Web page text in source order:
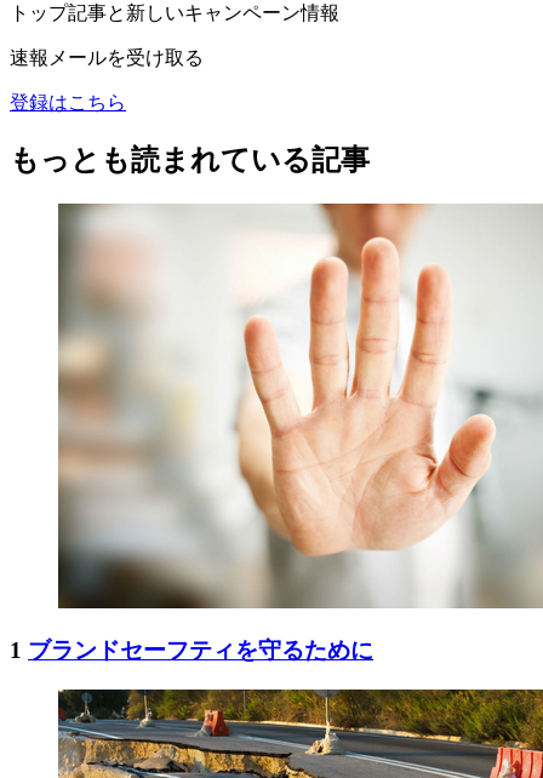
トップ記事と新しいキャンペーン情報
速報メールを受け取る
登録はこちら
もっとも読まれている記事
1 ブランドセーフティを守るために